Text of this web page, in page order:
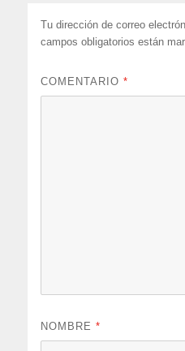
Tu dirección de correo
campos obligatorios están
COMENTARIO*
NOMBRE*